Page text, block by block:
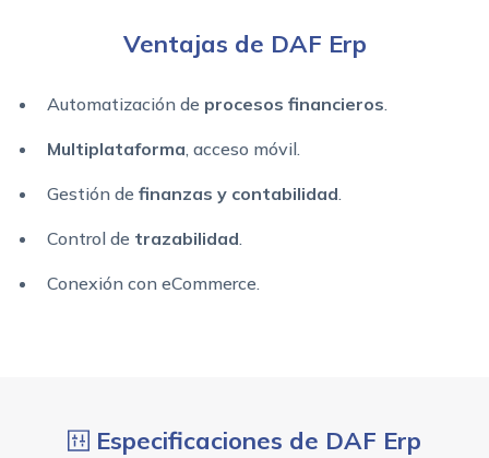
Ventajas de DAF Erp
Automatización de procesos financieros.
Multiplataforma, acceso móvil.
Gestión de finanzas y contabilidad.
Control de trazabilidad.
Conexión con eCommerce.
Especificaciones de DAF Erp